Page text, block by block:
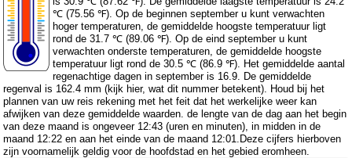
℃ (75.56 ℉). Op de beginnen september u kunt verwachten
hoger temperaturen, de gemiddelde hoogste temperatuur ligt
rond de 31.7 ℃ (89.06 ℉). Op de eind september u kunt
verwachten onderste temperaturen, de gemiddelde hoogste
temperatuur ligt rond de 30.5 ℃ (86.9 ℉). Het gemiddelde aantal
regenachtige dagen in september is 16.9. De gemiddelde
regenval is 162.4 mm (kijk hier, wat dit nummer betekent). Houd bij het
plannen van uw reis rekening met het feit dat het werkelijke weer kan
afwijken van deze gemiddelde waarden. de lengte van de dag aan het begin
van deze maand is ongeveer 12:43 (uren en minuten), in midden in de
maand 12:22 en aan het einde van de maand 12:01.Deze cijfers hierboven
zijn voornamelijk geldig voor de hoofdstad en het gebied eromheen.